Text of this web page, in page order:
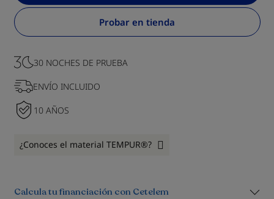
Probar en tienda
30 NOCHES DE PRUEBA
ENVÍO INCLUIDO
10 AÑOS
¿Conoces el material TEMPUR®?
Calcula tu financiación con Cetelem